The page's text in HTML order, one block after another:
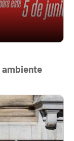
ambiente